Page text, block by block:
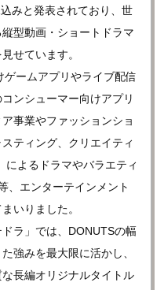
みと発表されており、世
型動画・ショートドラマ
せています。
ームアプリやライブ配信
ンシューマー向けアプリ
事業やファッションショ
ティング、クリエイティ
によるドラマやバラエティ
、エンターテインメント
いりました。
ラ」では、DONUTSの幅
強みを最大限に活かし、
長編オリジナルタイトル